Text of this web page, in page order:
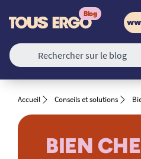
Accueil Conseils et solutions
BIEN